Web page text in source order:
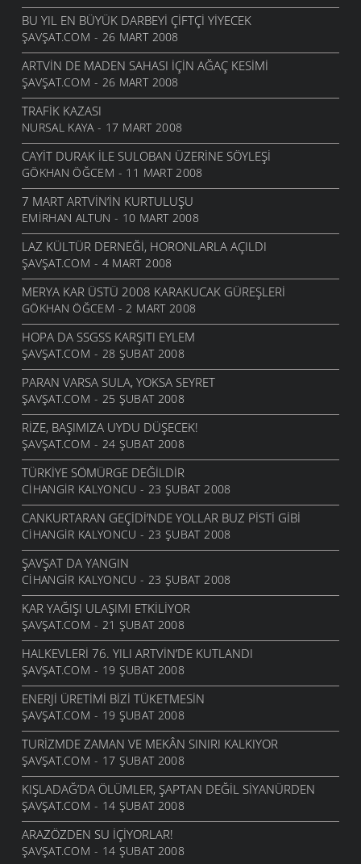
BU YIL EN BÜYÜK DARBEYI ÇIFTÇI YIYECEK
ŞAVŞAT.COM - 26 MART 2008
ARTVIN DE MADEN SAHASI IÇIN AĞAÇ KESIMI
ŞAVŞAT.COM - 26 MART 2008
TRAFIK KAZASI
NURSAL KAYA - 17 MART 2008
CAYIT DURAK İLE SULOBAN ÜZERINE SÖYLEŞI
GÖKHAN ÖĞCEM - 11 MART 2008
7 MART ARTVIN’IN KURTULUŞU
EMIRHAN ALTUN - 10 MART 2008
LAZ KÜLTÜR DERNEĞI, HORONLARLA AÇILDI
ŞAVŞAT.COM - 4 MART 2008
MERYA KAR ÜSTÜ 2008 KARAKUCAK GÜREŞLERI
GÖKHAN ÖĞCEM - 2 MART 2008
HOPA DA SSGSS KARŞITI EYLEM
ŞAVŞAT.COM - 28 ŞUBAT 2008
PARAN VARSA SULA, YOKSA SEYRET
ŞAVŞAT.COM - 25 ŞUBAT 2008
RIZE, BAŞIMIZA UYDU DÜŞECEK!
ŞAVŞAT.COM - 24 ŞUBAT 2008
TÜRKIYE SÖMÜRGE DEĞILDIR
CIHANGIR KALYONCU - 23 ŞUBAT 2008
CANKURTARAN GEÇIDI’NDE YOLLAR BUZ PISTI GIBI
CIHANGIR KALYONCU - 23 ŞUBAT 2008
ŞAVŞAT DA YANGIN
CIHANGIR KALYONCU - 23 ŞUBAT 2008
KAR YAĞIŞI ULAŞIMI ETKILIYOR
ŞAVŞAT.COM - 21 ŞUBAT 2008
HALKEVLERI 76. YILI ARTVIN’DE KUTLANDI
ŞAVŞAT.COM - 19 ŞUBAT 2008
ENERJI ÜRETIMI BIZI TÜKETMESIN
ŞAVŞAT.COM - 19 ŞUBAT 2008
TURIZMDE ZAMAN VE MEKÂN SINIRI KALKIYOR
ŞAVŞAT.COM - 17 ŞUBAT 2008
KIŞLADAĞ’DA ÖLÜMLER, ŞAPTAN DEĞIL SIYANÜRDEN
ŞAVŞAT.COM - 14 ŞUBAT 2008
ARAZÖZDEN SU IÇIYORLAR!
ŞAVŞAT.COM - 14 ŞUBAT 2008